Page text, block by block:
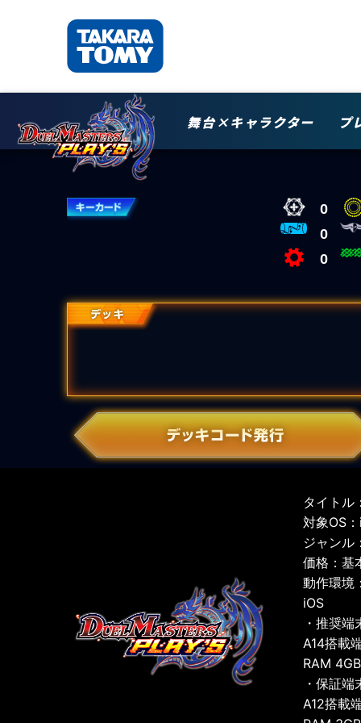
舞台×キャラクター プ
0
0
0
タイトル
対象OS
ジャンル
価格：基
動作環境
iOS
・推奨端
A14搭載
RAM
・保証端
A12搭載